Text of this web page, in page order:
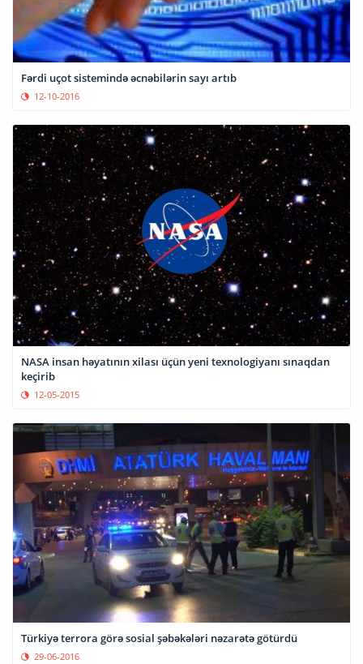
Fərdi uçot sistemində əcnəbilərin sayı artıb
12-10-2016
NASA insan həyatının xilası üçün yeni texnologiyanı sınaqdan
keçirib
12-05-2015
Türkiyə terrora görə sosial şəbəkələri nəzarətə götürdü
29-06-2016